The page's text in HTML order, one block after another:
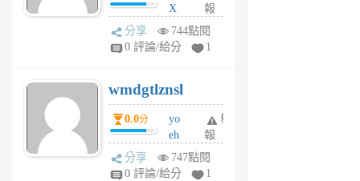
X
Pe
Jc
R
P
m
v
A
V
報
分享
744點閱
0 評論/給分
1
wmdgtlznsl
0.0分
yo
eh
ld
gy
舉
報
分享
747點閱
0 評論/給分
1